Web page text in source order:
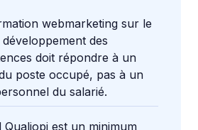
webmarketing sur le
des
doit répondre à un
poste occupé, pas à un
du salarié.
Qualiopi est un minimum